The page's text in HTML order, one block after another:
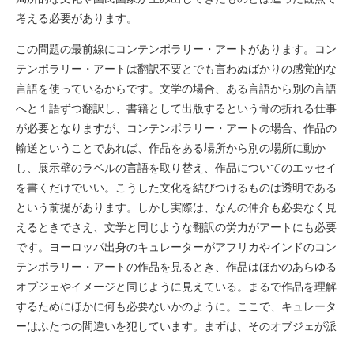
考える必要があります。
この問題の最前線にコンテンポラリー・アートがあります。コン
テンポラリー・アートは翻訳不要とでも言わぬばかりの感覚的な
言語を使っているからです。文学の場合、ある言語から別の言語
へと１語ずつ翻訳し、書籍として出版するという骨の折れる仕事
が必要となりますが、コンテンポラリー・アートの場合、作品の
輸送ということであれば、作品をある場所から別の場所に動か
し、展示壁のラベルの言語を取り替え、作品についてのエッセイ
を書くだけでいい。こうした文化を結びつけるものは透明である
という前提があります。しかし実際は、なんの仲介も必要なく見
えるときでさえ、文学と同じような翻訳の労力がアートにも必要
です。ヨーロッパ出身のキュレーターがアフリカやインドのコン
テンポラリー・アートの作品を見るとき、作品はほかのあらゆる
オブジェやイメージと同じように見えている。まるで作品を理解
するためにほかに何も必要ないかのように。ここで、キュレータ
ーはふたつの間違いを犯しています。まずは、そのオブジェが派